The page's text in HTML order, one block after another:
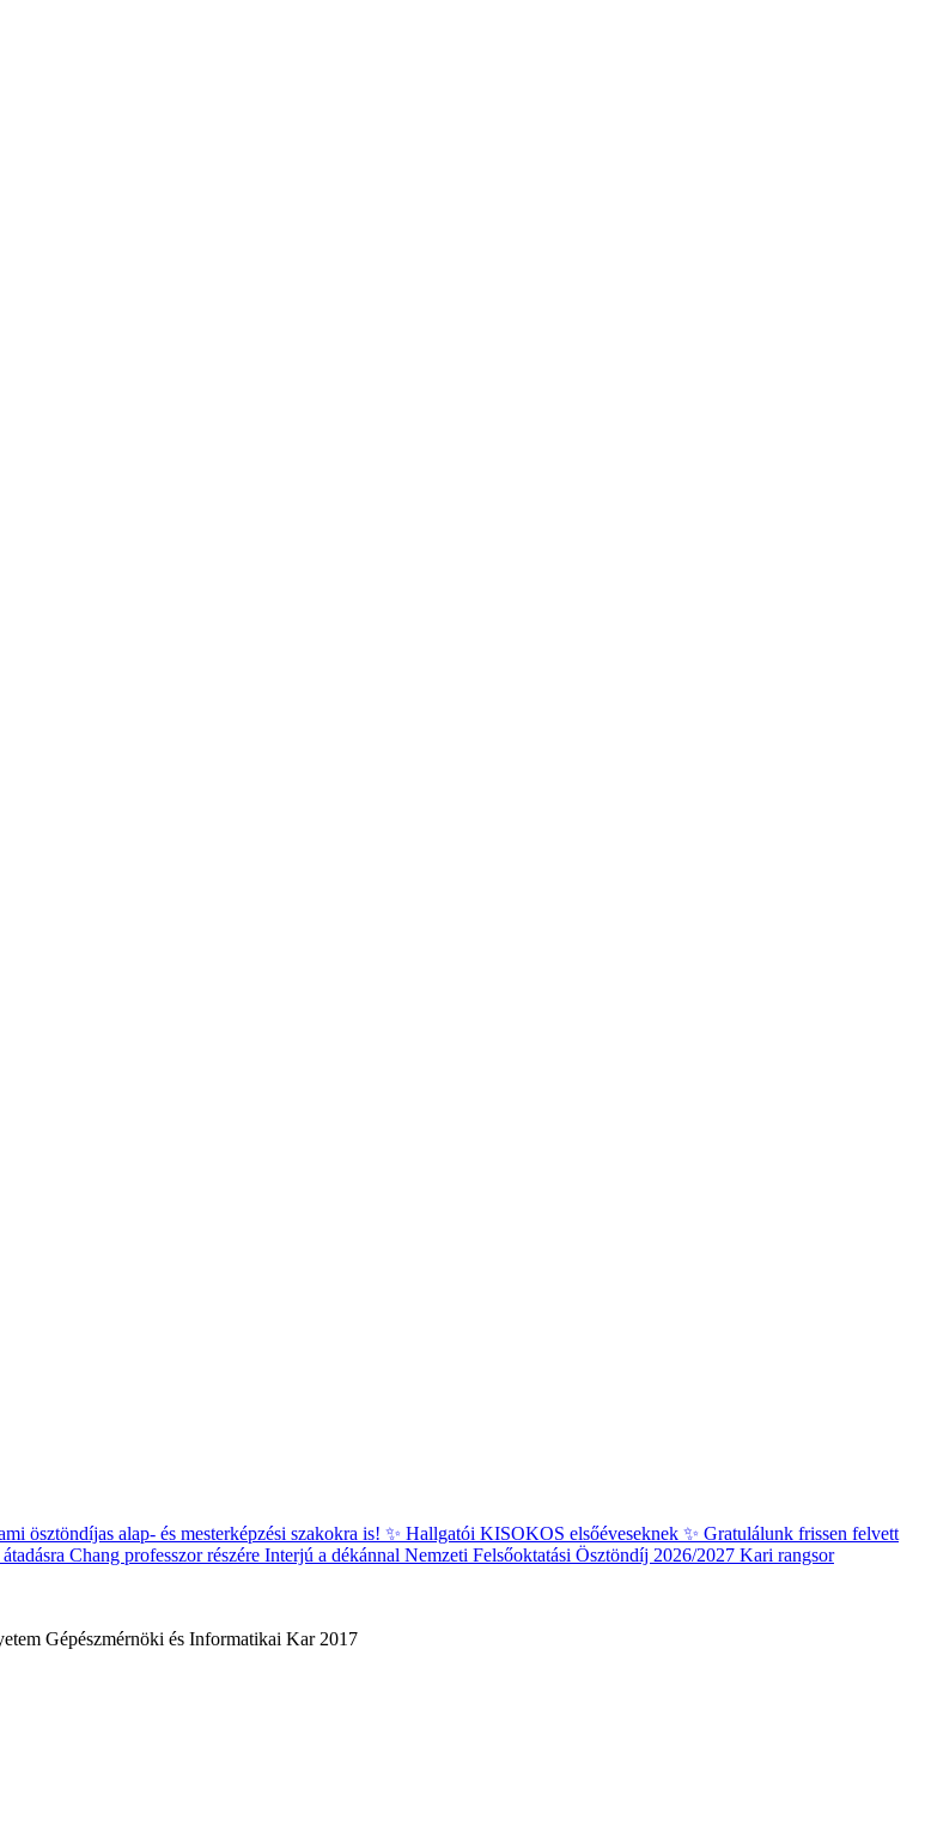
ösztöndíjas alap- és mesterképzési szakokra is! ✨ Hallgatói KISOKOS elsőéveseknek ✨ Gratulálunk frissen felvett
Chang professzor részére Interjú a dékánnal Nemzeti Felsőoktatási Ösztöndíj 2026/2027 Kari rangsor
Gépészmérnöki és Informatikai Kar 2017